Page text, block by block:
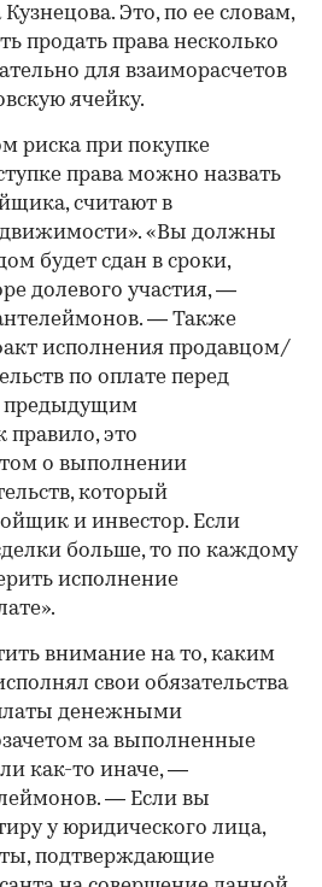
Это, по ее словам,
продать права несколько
для взаиморасчетов
ячейку.
риска при покупке
права можно назвать
считают в
«Вы должны
будет сдан в сроки,
долевого участия, —
— Также
исполнения продавцом/
по оплате перед
предыдущим
правило, это
о выполнении
который
и инвестор. Если
больше, то по каждому
исполнение
внимание на то, каким
свои обязательства
денежными
за выполненные
как-то иначе, —
— Если вы
у юридического лица,
подтверждающие